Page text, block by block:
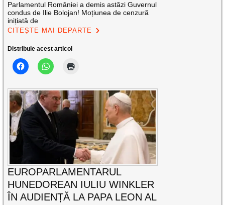
Parlamentul României a demis astăzi Guvernul
condus de Ilie Bolojan! Moțiunea de cenzură
inițiată de
CITEȘTE MAI DEPARTE
Distribuie acest articol
EUROPARLAMENTARUL
HUNEDOREAN IULIU WINKLER
ÎN AUDIENȚĂ LA PAPA LEON AL